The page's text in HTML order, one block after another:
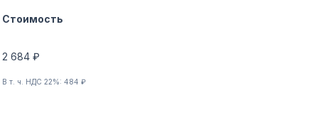
Стоимость
2 684 ₽
В т. ч. НДС 22%: 484 ₽